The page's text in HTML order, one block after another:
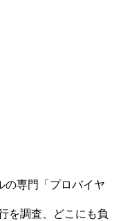
の専門「プロバイヤ
を調査、どこにも負